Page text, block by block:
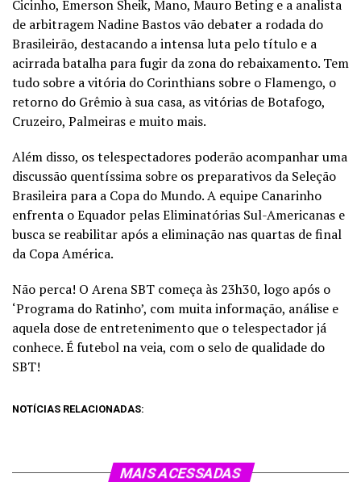
Cicinho, Emerson Sheik, Mano, Mauro Beting e a analista
de arbitragem Nadine Bastos vão debater a rodada do
Brasileirão, destacando a intensa luta pelo título e a
acirrada batalha para fugir da zona do rebaixamento. Tem
tudo sobre a vitória do Corinthians sobre o Flamengo, o
retorno do Grêmio à sua casa, as vitórias de Botafogo,
Cruzeiro, Palmeiras e muito mais.
Além disso, os telespectadores poderão acompanhar uma
discussão quentíssima sobre os preparativos da Seleção
Brasileira para a Copa do Mundo. A equipe Canarinho
enfrenta o Equador pelas Eliminatórias Sul-Americanas e
busca se reabilitar após a eliminação nas quartas de final
da Copa América.
Não perca! O Arena SBT começa às 23h30, logo após o
‘Programa do Ratinho’, com muita informação, análise e
aquela dose de entretenimento que o telespectador já
conhece. É futebol na veia, com o selo de qualidade do
SBT!
NOTÍCIAS RELACIONADAS:
MAIS ACESSADAS